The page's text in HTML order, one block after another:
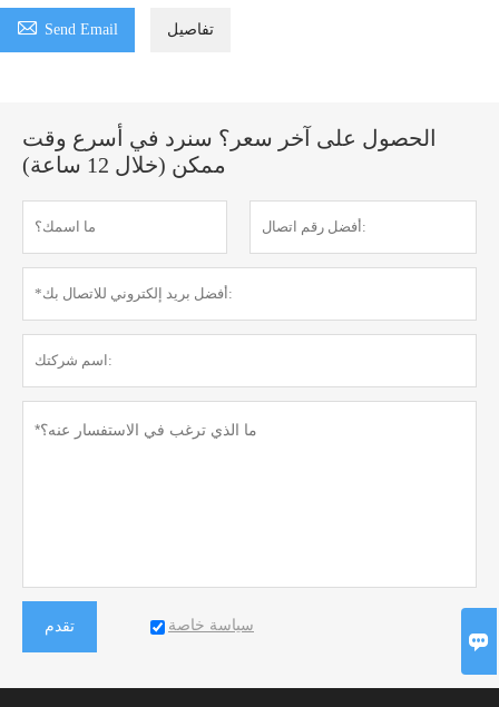
 Send Email تفاصيل
الحصول على آخر سعر؟ سنرد في أسرع وقت
ممكن (خلال 12 ساعة)
تقدم سياسة خاصة
